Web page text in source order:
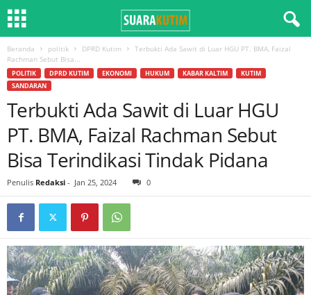
Beranda politik DPRD Kutim
Terbukti Ada Sawit di Luar HGU PT. BMA, Faizal
Rachman Sebut Bisa...
POLITIK DPRD KUTIM EKONOMI HUKUM KABAR KALTIM
KUTIM
SANDARAN
Terbukti Ada Sawit di Luar HGU
PT. BMA, Faizal Rachman Sebut
Bisa Terindikasi Tindak Pidana
Penulis Redaksi - Jan 25, 2024 0